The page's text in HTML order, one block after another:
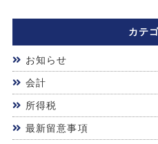
カテ
お知らせ
会計
所得税
最新留意事項